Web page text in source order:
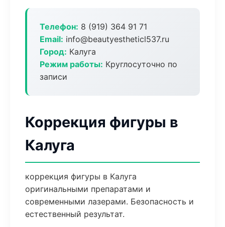
Телефон: 8 (919) 364 91 71
Email: info@beautyestheticl537.ru
Город: Калуга
Режим работы: Круглосуточно по
записи
Коррекция фигуры в
Калуга
коррекция фигуры в Калуга
оригинальными препаратами и
современными лазерами. Безопасность и
естественный результат.